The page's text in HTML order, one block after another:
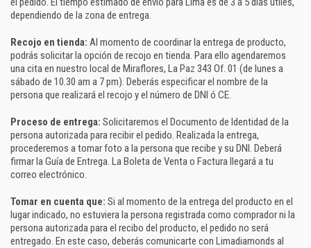
dependiendo de la zona de entrega.
Recojo en tienda: Al momento de coordinar la entrega de producto,
podrás solicitar la opción de recojo en tienda. Para ello agendaremos
una cita en nuestro local de Miraflores, La Paz 343 Of. 01 (de lunes a
sábado de 10.30 am a 7 pm). Deberás especificar el nombre de la
persona que realizará el recojo y el número de DNI ó CE.
Proceso de entrega: Solicitaremos el Documento de Identidad de la
persona autorizada para recibir el pedido. Realizada la entrega,
procederemos a tomar foto a la persona que recibe y su DNI. Deberá
firmar la Guía de Entrega. La Boleta de Venta o Factura llegará a tu
correo electrónico.
Tomar en cuenta que: Si al momento de la entrega del producto en el
lugar indicado, no estuviera la persona registrada como comprador ni la
persona autorizada para el recibo del producto, el pedido no será
entregado. En este caso, deberás comunicarte con Limadiamonds al